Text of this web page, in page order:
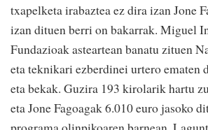
txapelketa irabaztea ez dira izan Jone
izan dituen berri on bakarrak. Miguel
Fundazioak asteartean banatu zituen
eta teknikari ezberdinei urtero ematen
eta bekak. Guzira 193 kirolarik hartu
eta Jone Fagoagak 6.010 euro jasoko